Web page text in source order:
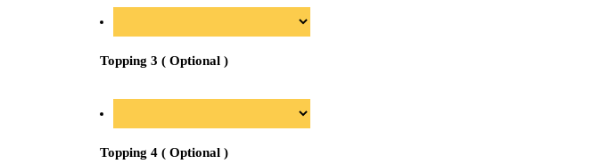
Topping 3 ( Optional )
Topping 4 ( Optional )